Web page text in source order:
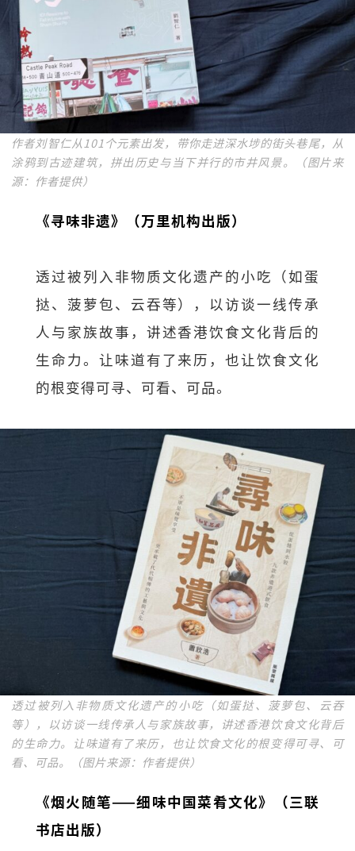
作者刘智仁从101个元素出发，带你走进深水埗的街头巷尾，从
涂鸦到古迹建筑，拼出历史与当下并行的市井风景。（图片来
源：作者提供）
《寻味非遗》（万里机构出版）
透过被列入非物质文化遗产的小吃（如蛋
挞、菠萝包、云吞等），以访谈一线传承
人与家族故事，讲述香港饮食文化背后的
生命力。让味道有了来历，也让饮食文化
的根变得可寻、可看、可品。
透过被列入非物质文化遗产的小吃（如蛋挞、菠萝包、云吞
等），以访谈一线传承人与家族故事，讲述香港饮食文化背后
的生命力。让味道有了来历，也让饮食文化的根变得可寻、可
看、可品。（图片来源：作者提供）
《烟火随笔——细味中国菜肴文化》（三联
书店出版）